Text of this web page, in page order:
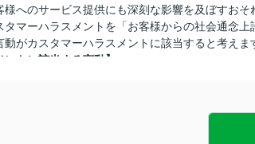
へのサービス提供にも深刻な影響を及ぼすおそ
タマーハラスメントを「お客様からの社会通念
がカスタマーハラスメントに該当すると考えま
ントに該当する言動】